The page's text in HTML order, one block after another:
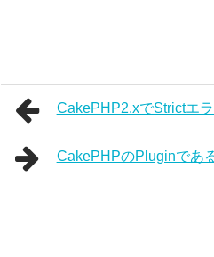
CakePHP2.xでStrictエ
CakePHPのPluginであ